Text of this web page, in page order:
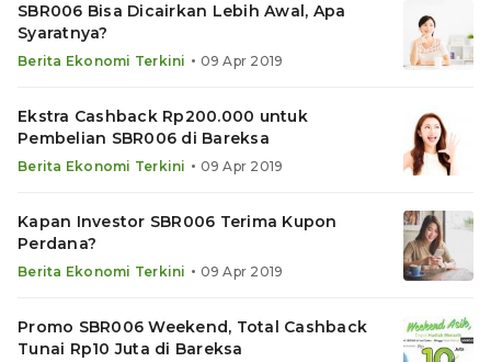
SBR006 Bisa Dicairkan Lebih Awal, Apa
Syaratnya?
Berita Ekonomi Terkini • 09 Apr 2019
Ekstra Cashback Rp200.000 untuk
Pembelian SBR006 di Bareksa
Berita Ekonomi Terkini • 09 Apr 2019
Kapan Investor SBR006 Terima Kupon
Perdana?
Berita Ekonomi Terkini • 09 Apr 2019
Promo SBR006 Weekend, Total Cashback
Tunai Rp10 Juta di Bareksa